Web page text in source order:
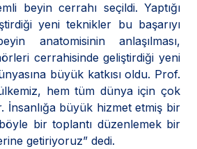
beyin cerrahı seçildi. Yaptığı
yeni teknikler bu başarıyı
anatomisinin anlaşılması,
cerrahisinde geliştirdiği yeni
büyük katkısı oldu. Prof.
hem tüm dünya için çok
İnsanlığa büyük hizmet etmiş bir
bir toplantı düzenlemek bir
getiriyoruz” dedi.